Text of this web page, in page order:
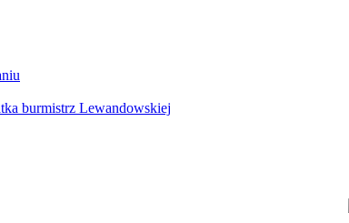
burmistrz Lewandowskiej